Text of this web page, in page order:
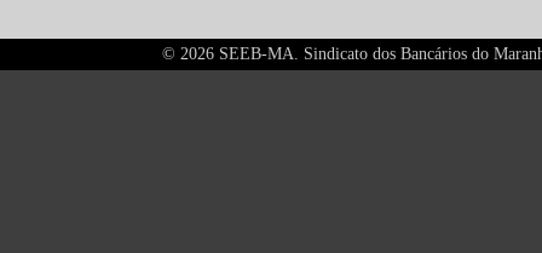
© 2026 SEEB-MA. Sindicato dos Bancários do